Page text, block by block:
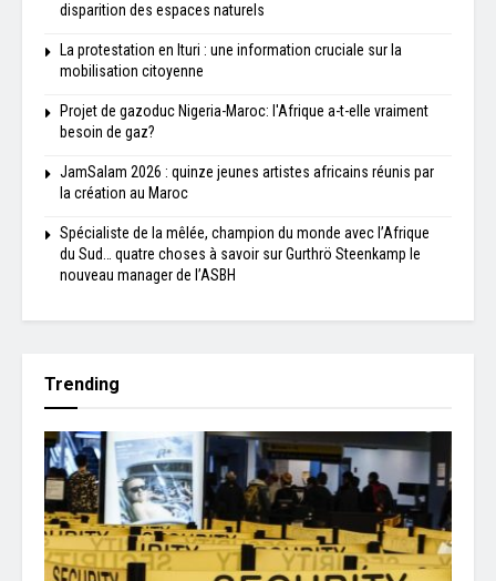
disparition des espaces naturels
La protestation en Ituri : une information cruciale sur la
mobilisation citoyenne
Projet de gazoduc Nigeria-Maroc: l'Afrique a-t-elle vraiment
besoin de gaz?
JamSalam 2026 : quinze jeunes artistes africains réunis par
la création au Maroc
Spécialiste de la mêlée, champion du monde avec l’Afrique
du Sud… quatre choses à savoir sur Gurthrö Steenkamp le
nouveau manager de l’ASBH
Trending